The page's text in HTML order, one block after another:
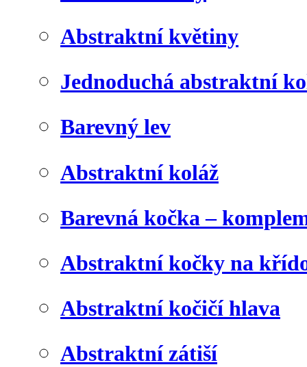
Abstraktní květiny
Jednoduchá abstraktní
Barevný lev
Abstraktní koláž
Barevná kočka –
Abstraktní kočky na
Abstraktní kočičí hlava
Abstraktní zátiší